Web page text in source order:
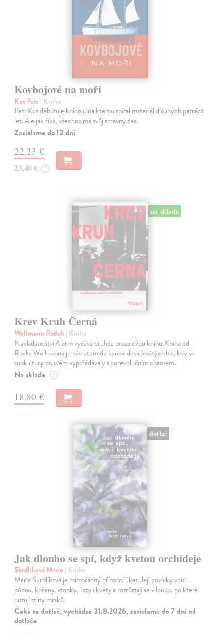
Kovbojové na moři
Kos Petr| Kniha
Petr Kos debutuje knihou, na kterou sbíral materiál dlouhých patnáct
let. Ale jak říká, všechno má svůj správný čas.
Zasielame do 12 dní
22,23 €
23,40 € ?
na sklade
Krev Kruh Černá
Wollmann Radek| Kniha
Nakladatelství Alarm vydává druhou prozaickou knihu. Kniha od
Radka Wollmanna je návratem do konce devadesátých let, kdy se
subkultury po svém vypořádávaly s porevolučním chaosem.
Na sklade ?
18,80 €
dotlač
Jak dlouho se spí, když kvetou orchideje
Škrdlíková Marie | Kniha
Marie Škrdlíková je mimořádný přírodní úkaz. Její povídky voní
půdou, kořeny, stonky, listy i květy a rozrůstají se v louku, po které
putují stíny mraků.
Čaká sa dotlač, vychádza 31.8.2026, zasielame do 7 dní od
dotlače